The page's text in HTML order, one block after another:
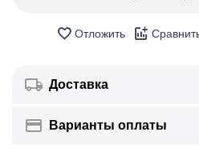
Отложить
Доставка
Варианты оплаты